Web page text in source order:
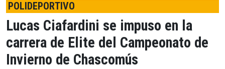
POLIDEPORTIVO
Lucas Ciafardini se impuso en la
carrera de Elite del Campeonato de
Invierno de Chascomús